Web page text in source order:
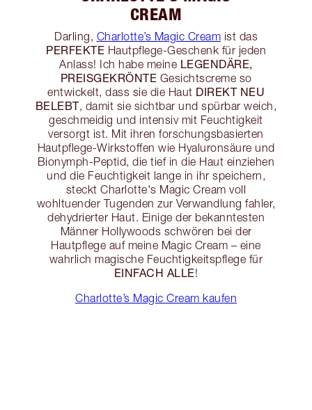
CREAM
Darling, Charlotte’s Magic Cream ist das
PERFEKTE Hautpflege-Geschenk für jeden
Anlass! Ich habe meine LEGENDÄRE,
PREISGEKRÖNTE Gesichtscreme so
entwickelt, dass sie die Haut DIREKT NEU
BELEBT, damit sie sichtbar und spürbar weich,
geschmeidig und intensiv mit Feuchtigkeit
versorgt ist. Mit ihren forschungsbasierten
Hautpflege-Wirkstoffen wie Hyaluronsäure und
Bionymph-Peptid, die tief in die Haut einziehen
und die Feuchtigkeit lange in ihr speichern,
steckt Charlotte's Magic Cream voll
wohltuender Tugenden zur Verwandlung fahler,
dehydrierter Haut. Einige der bekanntesten
Männer Hollywoods schwören bei der
Hautpflege auf meine Magic Cream – eine
wahrlich magische Feuchtigkeitspflege für
EINFACH ALLE!
Charlotte’s Magic Cream kaufen